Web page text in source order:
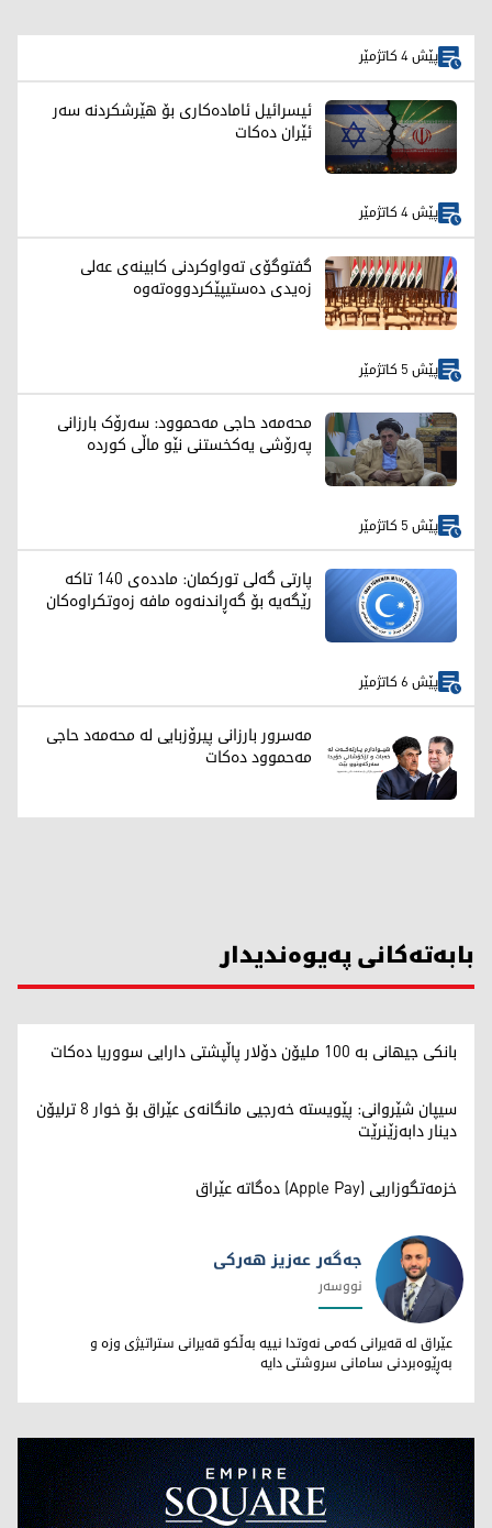
پێش 4 کاتژمێر
ئیسرائیل ئامادەکاری بۆ هێرشکردنە سەر
ئێران دەکات
پێش 4 کاتژمێر
گفتوگۆی تەواوكردنی كابینەی عەلی
زەیدی دەستیپێكردووەتەوە
پێش 5 کاتژمێر
محەمەد حاجی مەحموود: سەرۆک بارزانی
پەرۆشی یەکخستنی نێو ماڵی کوردە
پێش 5 کاتژمێر
پارتی گەلی تورکمان: ماددەی 140 تاکە
رێگەیە بۆ گەڕاندنەوە مافە زەوتکراوەکان
پێش 6 کاتژمێر
مەسرور بارزانی پیرۆزبایی لە محەمەد حاجی
مەحموود دەکات
بابەتەکانی پەیوەندیدار
بانکی جیهانی بە 100 ملیۆن دۆلار پاڵپشتی دارایی سووریا دەکات
سیپان شێروانی: پێویستە خەرجیی مانگانەی عێراق بۆ خوار 8 ترلیۆن
دینار دابەزێنرێت
خزمەتگوزاریی (Apple Pay) دەگاتە عێراق
جەگەر عەزیز هەرکی
جەگەر عەزیز هەرکی
نووسەر
عێراق لە قەیرانی کەمی نەوتدا نییە بەڵکو قەیرانی ستراتیژی وزە و
بەڕێوەبردنی سامانی سروشتی دایە